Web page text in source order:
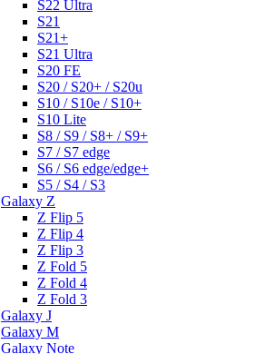
S22 Ultra
S21
S21+
S21 Ultra
S20 FE
S20 / S20+ / S20u
S10 / S10e / S10+
S10 Lite
S8 / S9 / S8+ / S9+
S7 / S7 edge
S6 / S6 edge/edge+
S5 / S4 / S3
Galaxy Z
Z Flip 5
Z Flip 4
Z Flip 3
Z Fold 5
Z Fold 4
Z Fold 3
Galaxy J
Galaxy M
Galaxy Note